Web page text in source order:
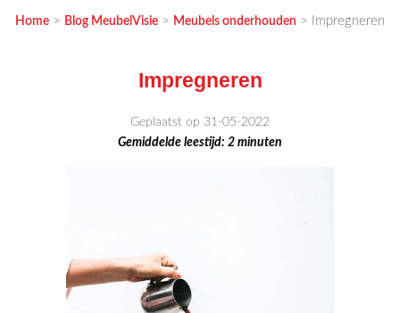
Home > Blog MeubelVisie > Meubels onderhouden > Impregneren
Impregneren
Geplaatst op 31-05-2022
Gemiddelde leestijd: 2 minuten